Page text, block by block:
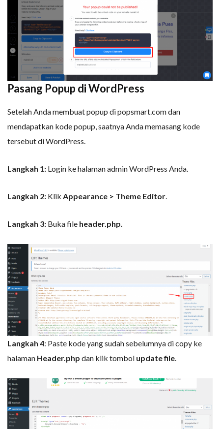
Pasang Popup di WordPress
Setelah Anda membuat popup di popsmart.com dan
mendapatkan kode popup, saatnya Anda memasang kode
tersebut di WordPress.
Langkah 1: Login ke halaman admin WordPress Anda.
Langkah 2: Klik Appearance > Theme Editor.
Langkah 3: Buka file header.php.
Langkah 4: Paste kode yang sudah sebelumnya di copy ke
halaman Header.php dan klik tombol update file